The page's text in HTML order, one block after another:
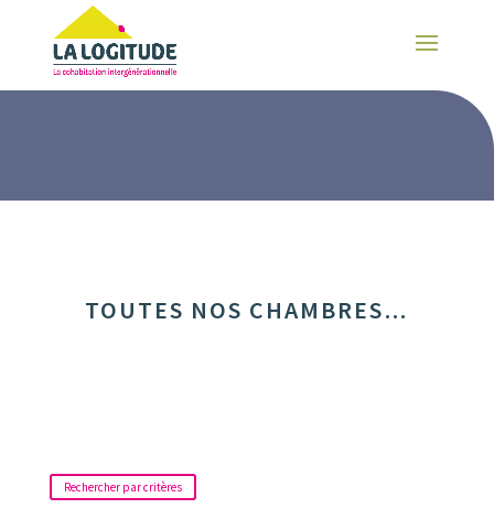
TOUTES NOS CHAMBRES…
Rechercher par critères